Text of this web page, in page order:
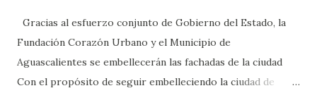
Gracias al esfuerzo conjunto de Gobierno del Estado, la
Fundación Corazón Urbano y el Municipio de
Aguascalientes se embellecerán las fachadas de la ciudad
Con el propósito de seguir embelleciendo la ciudad de